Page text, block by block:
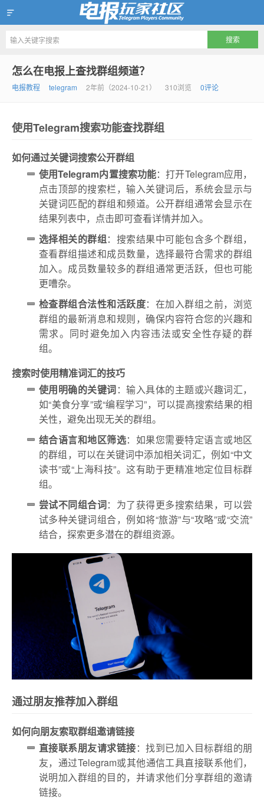
Telegram玩家社区
怎么在电报上查找群组频道？
电报教程 telegram 2年前（2024-10-21） 310浏览 0评论
使用Telegram搜索功能查找群组
如何通过关键词搜索公开群组
使用Telegram内置搜索功能：打开Telegram应用，
点击顶部的搜索栏，输入关键词后，系统会显示与
关键词匹配的群组和频道。公开群组通常会显示在
结果列表中，点击即可查看详情并加入。
选择相关的群组：搜索结果中可能包含多个群组，
查看群组描述和成员数量，选择最符合需求的群组
加入。成员数量较多的群组通常更活跃，但也可能
更嘈杂。
检查群组合法性和活跃度：在加入群组之前，浏览
群组的最新消息和规则，确保内容符合您的兴趣和
需求。同时避免加入内容违法或安全性存疑的群
组。
搜索时使用精准词汇的技巧
使用明确的关键词：输入具体的主题或兴趣词汇，
如“美食分享”或“编程学习”，可以提高搜索结果的相
关性，避免出现无关的群组。
结合语言和地区筛选：如果您需要特定语言或地区
的群组，可以在关键词中添加相关词汇，例如“中文
读书”或“上海科技”。这有助于更精准地定位目标群
组。
尝试不同组合词：为了获得更多搜索结果，可以尝
试多种关键词组合，例如将“旅游”与“攻略”或“交流”
结合，探索更多潜在的群组资源。
通过朋友推荐加入群组
如何向朋友索取群组邀请链接
直接联系朋友请求链接：找到已加入目标群组的朋
友，通过Telegram或其他通信工具直接联系他们，
说明加入群组的目的，并请求他们分享群组的邀请
链接。